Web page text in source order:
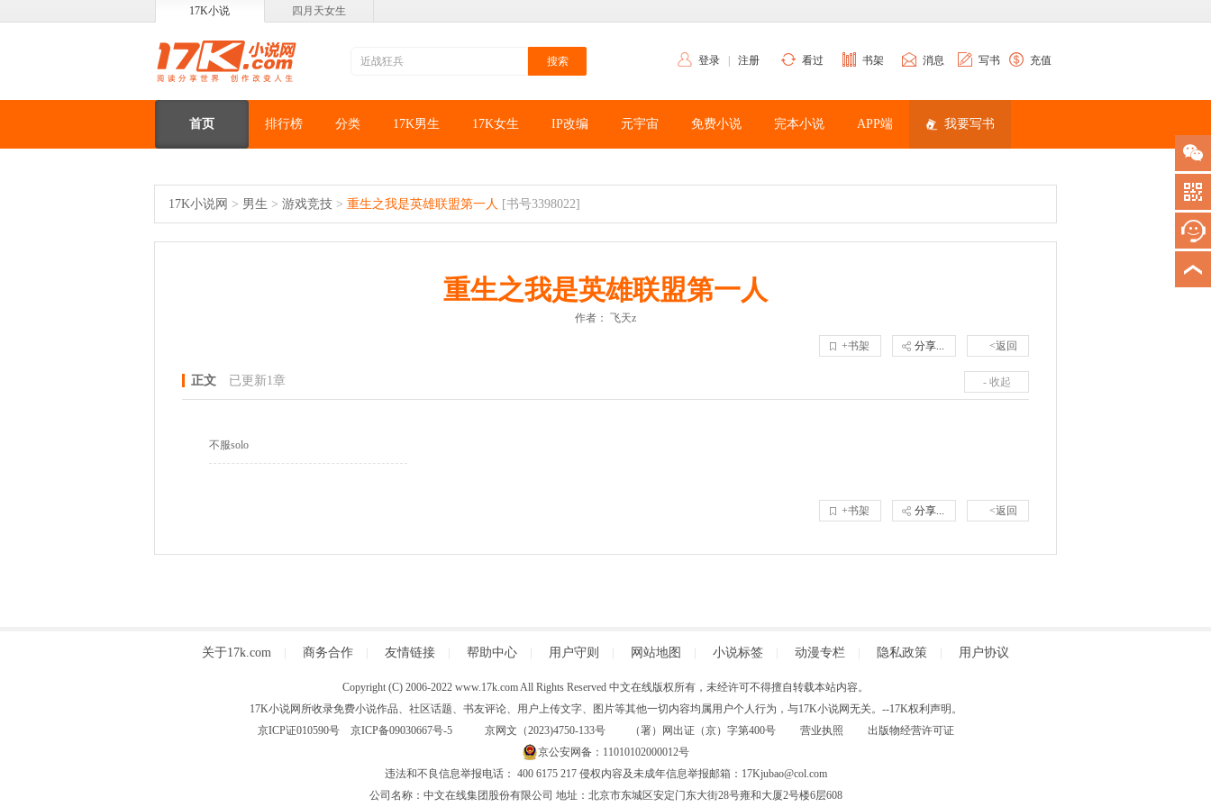
17K小说 四月天女生
登录 注册 看过 书架 消息 写书 充值
首页 排行榜 分类 17K男生 17K女生 IP改编 元宇宙 免费小说 完本小说 APP端 我要写书
17K小说网 > 男生 > 游戏竞技 > 重生之我是英雄联盟第一人 [书号3398022]
重生之我是英雄联盟第一人
作者： 飞天z
<返回
分享...
+书架
- 收起
正文 已更新1章
不服solo
<返回
分享...
+书架
关于17k.com 商务合作 友情链接 帮助中心 用户守则 网站地图 小说标签 动漫专栏 隐私政策 用户协议
Copyright (C) 2006-2022 www.17k.com All Rights Reserved 中文在线版权所有，未经许可不得擅自转载本站内容。
17K小说网所收录免费小说作品、社区话题、书友评论、用户上传文字、图片等其他一切内容均属用户个人行为，与17K小说网无关。--17K权利声明。
京ICP证010590号 京ICP备09030667号-5京网文（2023)4750-133号 （署）网出证（京）字第400号 营业执照
出版物经营许可证
京公安网备：11010102000012号
违法和不良信息举报电话： 400 6175 217 侵权内容及未成年信息举报邮箱：17Kjubao@col.com
公司名称：中文在线集团股份有限公司 地址：北京市东城区安定门东大街28号雍和大厦2号楼6层608